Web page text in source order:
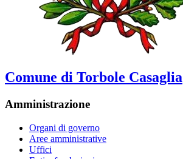
Comune di Torbole Casaglia
Amministrazione
Organi di governo
Aree amministrative
Uffici